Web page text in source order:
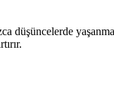
düşüncelerde